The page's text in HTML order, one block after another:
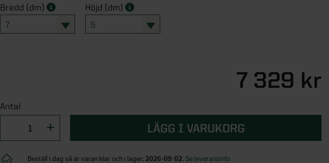
Bredd (dm)
7
Höjd (dm)
5
7 329 kr
Antal
LÄGG I VARUKORG
Beställ i dag så är varan klar och i lager: 2026-09-02. Se leveransinfo